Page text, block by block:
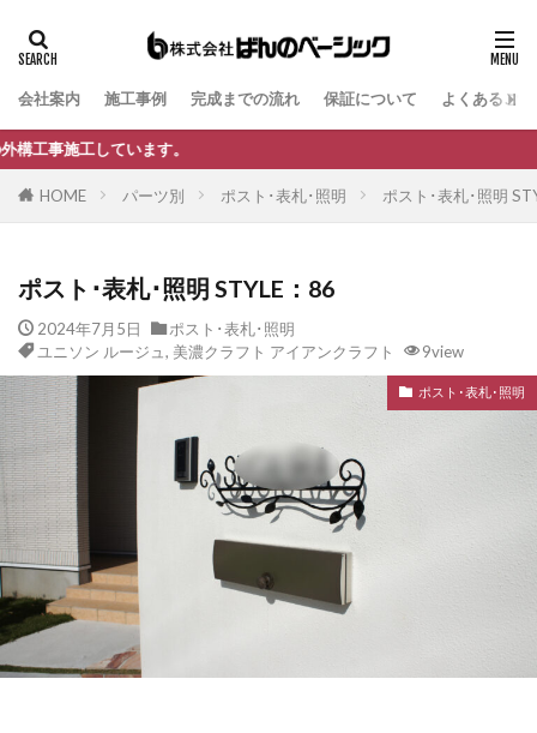
会社案内 施工事例 完成までの流れ 保証について よくあるご
す。
HOME パーツ別 ポスト･表札･照明 ポスト･表札･照明
ポスト･表札･照明 STYLE：86
2024年7月5日
ポスト･表札･照明
ユニソン ルージュ , 美濃クラフト アイアンクラフト 9view
ポスト･表札･照明
タグ
B-Life.s Bウッドスタイル
B-Life.s ロートアイアンサイン
Dea's Garden A-07
Dea'sGarden アルモ
Dea'sGarden アンジュ
Dea'sGarden カンナミニ
Dea'sGarden ディーズシェッド カンナ
Dea'sGarden プロバンス
Dea'sGarden ポーチ
ECOMOC エコモックフェンス
LIXIL アーキフィールド
LIXIL アーキフラン
LIXIL アクシィ1型
LIXIL アクシィ2型
LIXIL アメリカンフェンス
LIXIL アルファベットサイン
LIXIL アルメッシュフェンス
LIXIL ウィンスリーポート
LIXIL ウォールスクリーン